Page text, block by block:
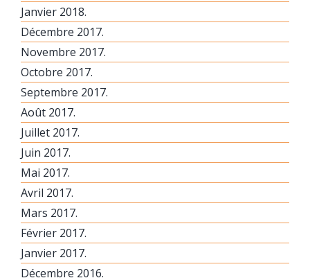
Janvier 2018.
Décembre 2017.
Novembre 2017.
Octobre 2017.
Septembre 2017.
Août 2017.
Juillet 2017.
Juin 2017.
Mai 2017.
Avril 2017.
Mars 2017.
Février 2017.
Janvier 2017.
Décembre 2016.